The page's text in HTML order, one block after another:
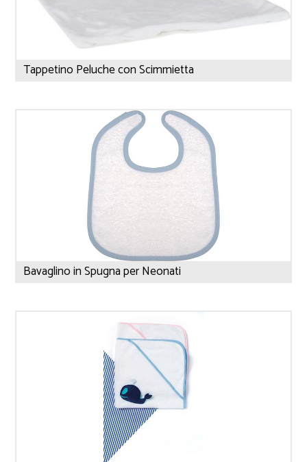
Tappetino Peluche con Scimmietta
Bavaglino in Spugna per Neonati